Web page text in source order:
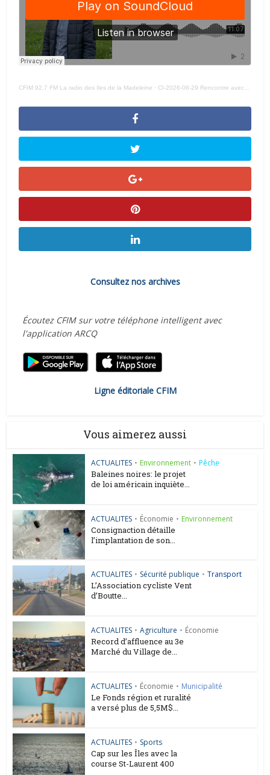
CFIM 92,7 FM La radio des Iles de la Madeleine · CI-2026-06-29 Rencontre avec le chef du PLQ, Charles Milliard
Consultez nos archives
Écoutez CFIM sur votre téléphone intelligent avec
l'application ARCQ
Ligne éditoriale CFIM
Vous aimerez aussi
ACTUALITES • Environnement • Pêche
Baleines noires: le projet
de loi américain inquiète...
ACTUALITES • Économie • Environnement
Consignaction détaille
l’implantation de son...
ACTUALITES • Sécurité publique • Transport
L’Association cycliste Vent
d’Boutte...
ACTUALITES • Agriculture • Économie
Record d’affluence au 3e
Marché du Village de...
ACTUALITES • Économie • Municipalité
Le Fonds région et ruralité
a versé plus de 5,5M$...
ACTUALITES • Sports
Cap sur les Îles avec la
course St-Laurent 400